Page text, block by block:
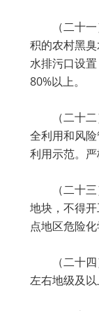
（二十
积的农村黑
水排污口设
80%以上。
（二十
全利用和风
利用示范。
（二十
地块，不得
点地区危险
（二十
左右地级及